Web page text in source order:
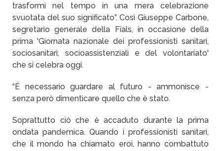
trasformi nel tempo in una mera celebrazione
svuotata del suo significato”. Così Giuseppe Carbone,
segretario generale della Fials, in occasione della
prima 'Giornata nazionale dei professionisti sanitari,
sociosanitari, socioassistenziali e del volontariato'
che si celebra oggi.
“É necessario guardare al futuro - ammonisce -
senza però dimenticare quello che è stato.
Soprattutto ciò che è accaduto durante la prima
ondata pandemica. Quando i professionisti sanitari,
che il mondo ha chiamato eroi, hanno combattuto